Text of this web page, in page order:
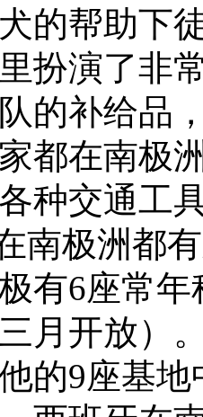
的帮助下
扮演了非
队的补给品
都在南极
种交通工
南极洲都
有6座常
月开放）
的9座基